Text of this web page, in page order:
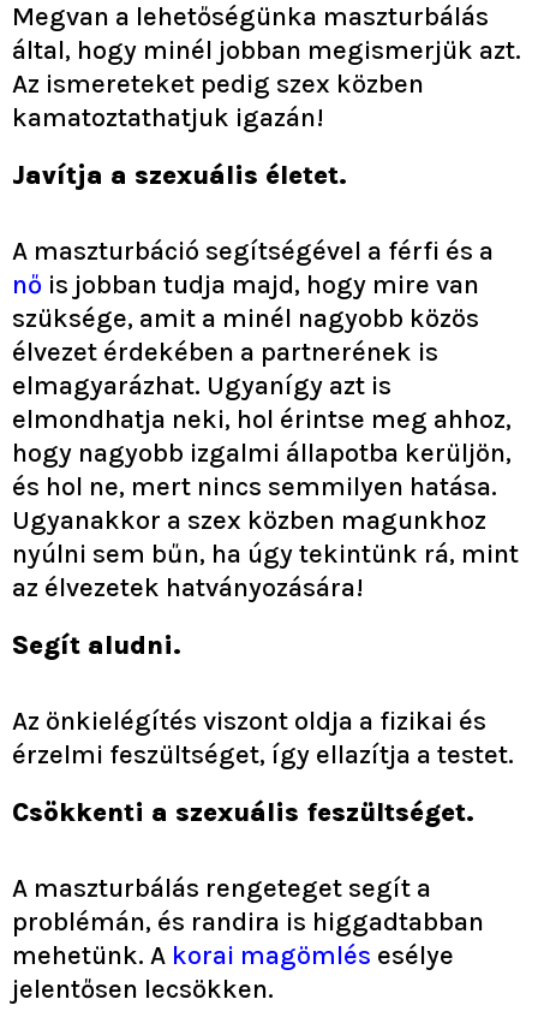
Megvan a lehetőségünka maszturbálás
által, hogy minél jobban megismerjük azt.
Az ismereteket pedig szex közben
kamatoztathatjuk igazán!
Javítja a szexuális életet.
A maszturbáció segítségével a férfi és a
nő is jobban tudja majd, hogy mire van
szüksége, amit a minél nagyobb közös
élvezet érdekében a partnerének is
elmagyarázhat. Ugyanígy azt is
elmondhatja neki, hol érintse meg ahhoz,
hogy nagyobb izgalmi állapotba kerüljön,
és hol ne, mert nincs semmilyen hatása.
Ugyanakkor a szex közben magunkhoz
nyúlni sem bűn, ha úgy tekintünk rá, mint
az élvezetek hatványozására!
Segít aludni.
Az önkielégítés viszont oldja a fizikai és
érzelmi feszültséget, így ellazítja a testet.
Csökkenti a szexuális feszültséget.
A maszturbálás rengeteget segít a
problémán, és randira is higgadtabban
mehetünk. A korai magömlés esélye
jelentősen lecsökken.